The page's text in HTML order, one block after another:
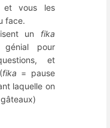
et vous les
face.
un fika
génial pour
et
fika = pause
laquelle on